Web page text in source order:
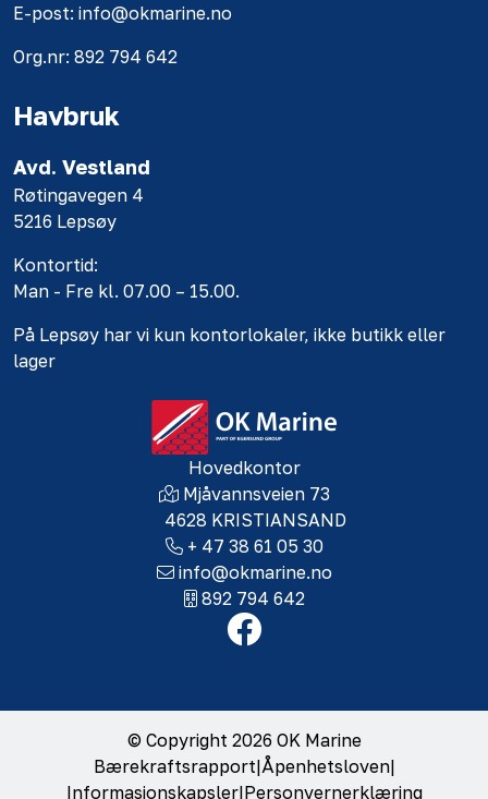
E-post: info@okmarine.no
Org.nr: 892 794 642
Havbruk
Avd. Vestland
Røtingavegen 4
5216 Lepsøy
Kontortid:
Man - Fre kl. 07.00 – 15.00.
På Lepsøy har vi kun kontorlokaler, ikke butikk eller
lager
Hovedkontor
Mjåvannsveien 73
4628 KRISTIANSAND
+ 47 38 61 05 30
info@okmarine.no
892 794 642
© Copyright 2026 OK Marine
Bærekraftsrapport|Åpenhetsloven|
Informasjonskapsler|Personvernerklæring